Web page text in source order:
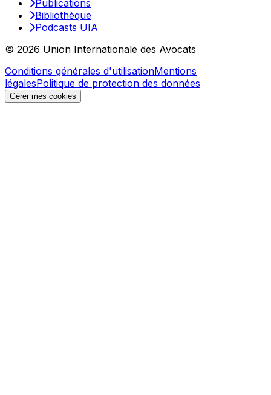
Publications
Bibliothèque
Podcasts UIA
© 2026 Union Internationale des Avocats
Conditions générales d'utilisationMentions
légalesPolitique de protection des données
Gérer mes cookies